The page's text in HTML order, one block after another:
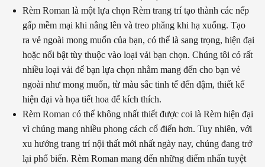
Rèm Roman là một lựa chọn Rèm trang trí tạo thành các nếp
gấp mềm mại khi nâng lên và treo phẳng khi hạ xuống. Tạo
ra vẻ ngoài mong muốn của bạn, có thể là sang trọng, hiện đại
hoặc nổi bật tùy thuộc vào loại vải bạn chọn. Chúng tôi có rất
nhiều loại vải để bạn lựa chọn nhằm mang đến cho bạn vẻ
ngoài như mong muốn, từ màu sắc tinh tế đến đậm, thiết kế
hiện đại và họa tiết hoa để kích thích.
Rèm Roman có thể không nhất thiết được coi là Rèm hiện đại
vì chúng mang nhiều phong cách cổ điển hơn. Tuy nhiên, với
xu hướng trang trí nội thất mới nhất ngày nay, chúng đang trở
lại phổ biến. Rèm Roman mang đến những điểm nhấn tuyệt